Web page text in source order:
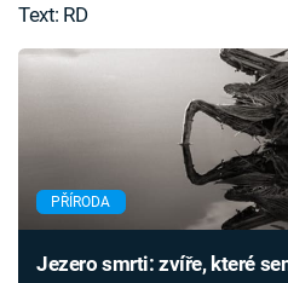
Text: RD
PŘÍRODA
Jezero smrti: zvíře, které